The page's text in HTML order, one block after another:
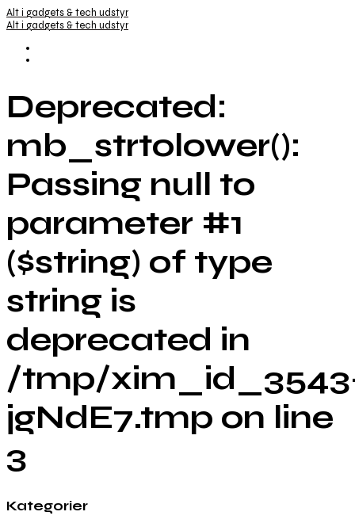
Alt i gadgets & tech udstyr
Alt i gadgets & tech udstyr
Deprecated:
mb_strtolower():
Passing null to
parameter #1
($string) of type
string is
deprecated in
/tmp/
jgNdE7.tmp on line
3
Kategorier